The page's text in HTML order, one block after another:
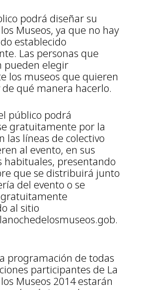
podrá diseñar su
Museos, ya que no hay
establecido
Las personas que
pueden elegir
los museos que quieren
qué manera hacerlo.
público podrá
gratuitamente por la
las líneas de colectivo
al evento, en sus
habituales, presentando
que se distribuirá junto
del evento o se
al sitio
programación de todas
participantes de La
Museos 2014 estarán